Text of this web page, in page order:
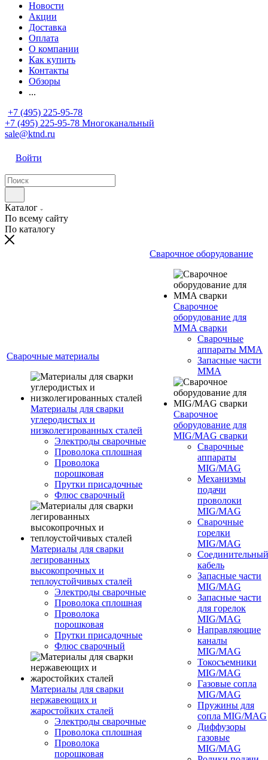
Новости
Акции
Доставка
Оплата
О компании
Как купить
Контакты
Обзоры
...
+7 (495) 225-95-78
+7 (495) 225-95-78 Многоканальный
sale@ktnd.ru
Войти
Каталог
По всему сайту
По каталогу
Сварочные материалы
Материалы для сварки
углеродистых и
низколегированных сталей
Электроды сварочные
Проволока сплошная
Проволока
порошковая
Прутки присадочные
Флюс сварочный
Материалы для сварки
легированных
высокопрочных и
теплоустойчивых сталей
Электроды сварочные
Проволока сплошная
Проволока
порошковая
Прутки присадочные
Флюс сварочный
Материалы для сварки
нержавеющих и
жаростойких сталей
Электроды сварочные
Проволока сплошная
Проволока
порошковая
Сварочное оборудование
Сварочное
оборудование для
MMA сварки
Сварочные
аппараты MMA
Запасные части
MMA
Сварочное
оборудование для
MIG/MAG сварки
Сварочные
аппараты
MIG/MAG
Механизмы
подачи
проволоки
MIG/MAG
Сварочные
горелки
MIG/MAG
Соединительный
кабель
Запасные части
MIG/MAG
Запасные части
для горелок
MIG/MAG
Направляющие
каналы
MIG/MAG
Токосъемники
MIG/MAG
Газовые сопла
MIG/MAG
Пружины для
сопла MIG/MAG
Диффузоры
газовые
MIG/MAG